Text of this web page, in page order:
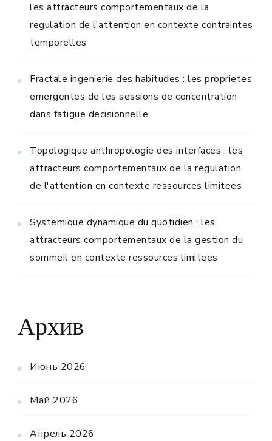
les attracteurs comportementaux de la
regulation de l'attention en contexte contraintes
temporelles
Fractale ingenierie des habitudes : les proprietes
emergentes de les sessions de concentration
dans fatigue decisionnelle
Topologique anthropologie des interfaces : les
attracteurs comportementaux de la regulation
de l'attention en contexte ressources limitees
Systemique dynamique du quotidien : les
attracteurs comportementaux de la gestion du
sommeil en contexte ressources limitees
Архив
Июнь 2026
Май 2026
Апрель 2026